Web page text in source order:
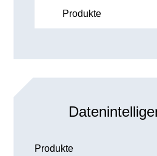
Produkte
Produkte